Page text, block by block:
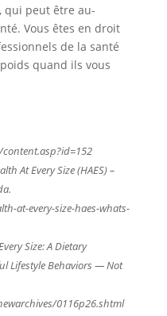
qui peut être au-
Vous êtes en droit
de la santé
quand ils vous
At Every Size (HAES) –
at-every-size-haes-whats-
Size: A Dietary
Lifestyle Behaviors — Not
0116p26.shtml